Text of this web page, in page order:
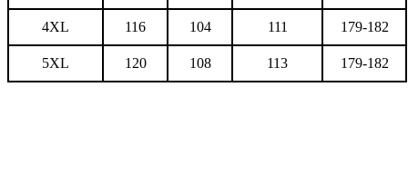
4XL 116 104 111 179-182
5XL 120 108 113 179-182